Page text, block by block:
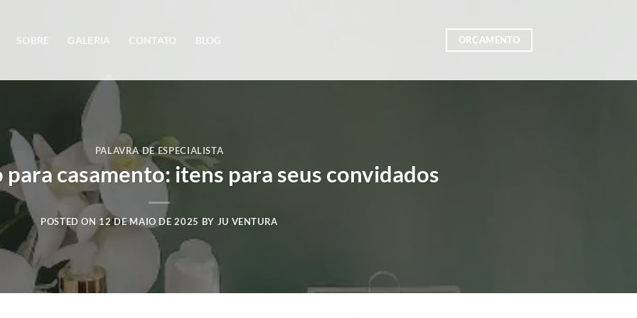
SOBRE GALERIA CONTATO BLOG ORÇAMENTO
PALAVRA DE ESPECIALISTA
casamento: itens para seus convidados
POSTED ON 12 DE MAIO DE 2025 BY JU VENTURA